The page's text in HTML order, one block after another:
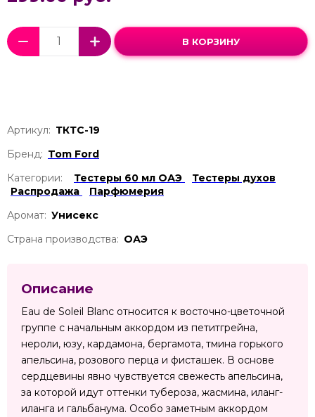
В КОРЗИНУ
Артикул: ТКТС-19
Бренд: Tom Ford
Категории:
Тестеры 60 мл ОАЭ
Тестеры духов
Распродажа
Парфюмерия
Аромат: Унисекс
Страна производства: ОАЭ
Описание
Eau de Soleil Blanc относится к восточно-цветочной
группе с начальным аккордом из петитгрейна,
нероли, юзу, кардамона, бергамота, тмина горького
апельсина, розового перца и фисташек. В основе
сердцевины явно чувствуется свежесть апельсина,
за которой идут оттенки тубероза, жасмина, иланг-
иланга и гальбанума. Особо заметным аккордом